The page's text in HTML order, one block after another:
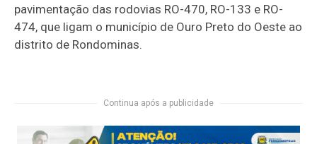
pavimentação das rodovias RO-470, RO-133 e RO-
474, que ligam o município de Ouro Preto do Oeste ao
distrito de Rondominas.
Continua após a publicidade